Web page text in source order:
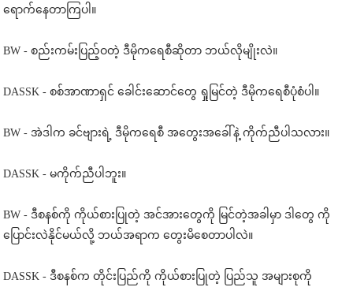
ရောက်နေတာကြပါ။
BW - စည်းကမ်းပြည့်ဝတဲ့ ဒီမိုကရေစီဆိုတာ ဘယ်လိုမျိုးလဲ။
DASSK - စစ်အာဏာရှင် ခေါင်းဆောင်တွေ ရှုမြင်တဲ့ ဒီမိုကရေစီပုံစံပါ။
BW - အဲဒါက ခင်ဗျားရဲ့ ဒီမိုကရေစီ အတွေးအခေါ်နဲ့ ကိုက်ညီပါသလား။
DASSK - မကိုက်ညီပါဘူး။
BW - ဒီစနစ်ကို ကိုယ်စားပြုတဲ့ အင်အားတွေကို မြင်တဲ့အခါမှာ ဒါတွေ ကို
ပြောင်းလဲနိုင်မယ်လို့ ဘယ်အရာက တွေးမိစေတာပါလဲ။
DASSK - ဒီစနစ်က တိုင်းပြည်ကို ကိုယ်စားပြုတဲ့ ပြည်သူ အများစုကို